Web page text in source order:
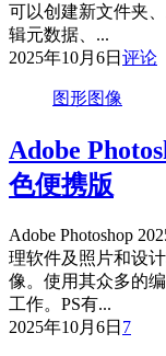
可以创建新文件夹
辑元数据、...
2025年10月6日 评论
图形图像
Adobe
色便携版
Adobe Photoshop
理软件及照片和设
像。使用其众多的
工作。PS有...
2025年10月6日 7